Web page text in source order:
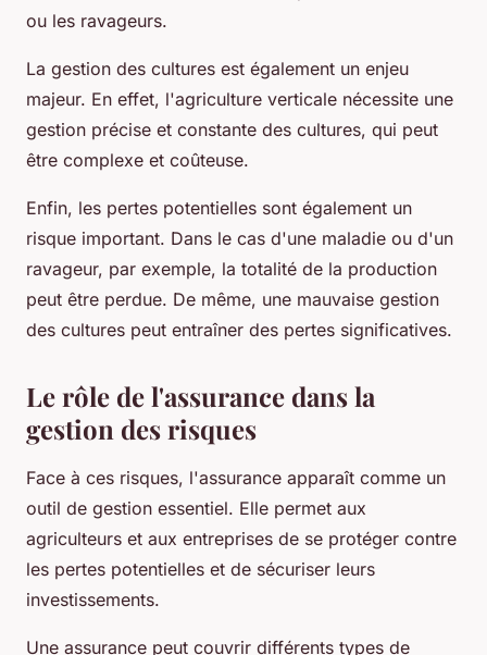
ou les ravageurs.
La gestion des cultures est également un enjeu
majeur. En effet, l'agriculture verticale nécessite une
gestion précise et constante des cultures, qui peut
être complexe et coûteuse.
Enfin, les pertes potentielles sont également un
risque important. Dans le cas d'une maladie ou d'un
ravageur, par exemple, la totalité de la production
peut être perdue. De même, une mauvaise gestion
des cultures peut entraîner des pertes significatives.
Le rôle de l'assurance dans la
gestion des risques
Face à ces risques, l'assurance apparaît comme un
outil de gestion essentiel. Elle permet aux
agriculteurs et aux entreprises de se protéger contre
les pertes potentielles et de sécuriser leurs
investissements.
Une assurance peut couvrir différents types de